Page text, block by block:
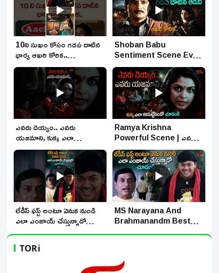
▶
10ని సుఖం కోసం గడప దాటిన
భార్య ఆఖరి కోరిక..
#shobhanbabu
#radhika #shorts
#ytshorts #teluguone
▶
Shoban Babu
Sentiment Scene Ever
| 10 ని సుఖం కోసం గడప
దాటిన ఆడది | Telugu Hit
Movies | TeluguOne
▶
ఎవరు దెయ్యం.. ఎవరు
యజమాని, కుక్క ఎలా
కనిపెట్టేసిందో చూడండి
#thrillermovies
#shorts #teluguone
▶
Ramya Krishna
Powerful Scene | ఎవరు
దెయ్యం..ఎవరు యజమాని, కుక్క
ఎలా కనిపెట్టేసిందో చూడండి |
TeluguOne
▶
లేడీస్ ఫస్ట్ అంటూ వెనుక నుండి
ఎలా ఎంజాయ్ చేస్తున్నాడో
చూడండి #Comedy
#shorts #ytshorts
#teluguone
▶
MS Narayana And
Brahmanandm Best
Comedy Scenes | మహేష్
TORi